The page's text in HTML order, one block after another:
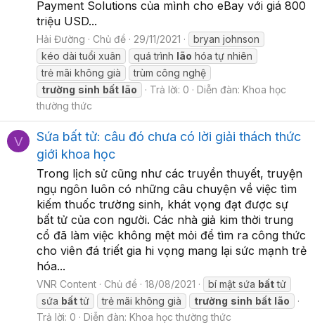
Payment Solutions của mình cho eBay với giá 800
triệu USD...
Hải Đường Chủ đề 29/11/2021
bryan johnson
kéo dài tuổi xuân
quá trình lão hóa tự nhiên
trẻ mãi không già
trùm công nghệ
trường sinh bất lão Trả lời: 0 Diễn đàn: Khoa học
thường thức
V
Sứa bất tử: câu đó chưa có lời giải thách thức
giới khoa học
Trong lịch sử cũng như các truyền thuyết, truyện
ngụ ngôn luôn có những câu chuyện về việc tìm
kiếm thuốc trường sinh, khát vọng đạt được sự
bất tử của con người. Các nhà giả kim thời trung
cổ đã làm việc không mệt mỏi để tìm ra công thức
cho viên đá triết gia hi vọng mang lại sức mạnh trẻ
hóa...
VNR Content Chủ đề 18/08/2021 bí mật sứa bấttử
sứa bấttử trẻ mãi không già trường sinh bất lão
Trả lời: 0
Diễn đàn: Khoa học thường thức